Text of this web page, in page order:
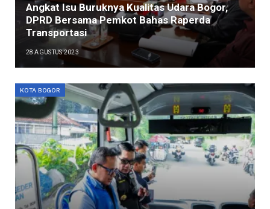
Angkat Isu Buruknya Kualitas Udara Bogor,
DPRD Bersama Pemkot Bahas Raperda
Transportasi
28 AGUSTUS 2023
KOTA BOGOR